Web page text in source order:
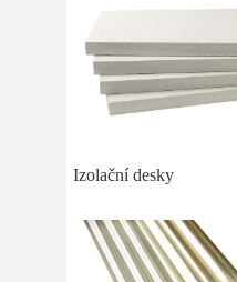
Izolační desky